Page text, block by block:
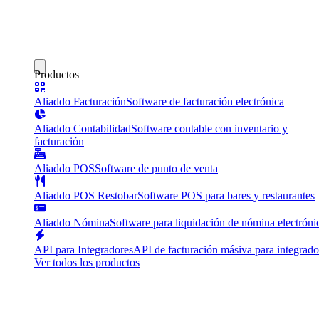
Productos
Aliaddo FacturaciónSoftware de facturación electrónica
Aliaddo ContabilidadSoftware contable con inventario y
facturación
Aliaddo POSSoftware de punto de venta
Aliaddo POS RestobarSoftware POS para bares y restaurantes
Aliaddo NóminaSoftware para liquidación de nómina
API para IntegradoresAPI de facturación másiva para
Ver todos los productos